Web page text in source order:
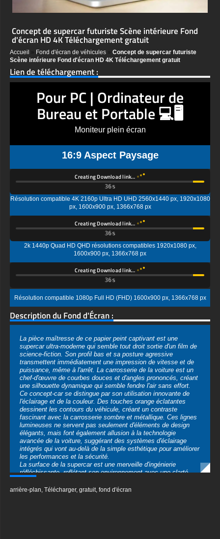
Concept de supercar futuriste Scène intérieure Fond
d'écran HD 4K Téléchargement gratuit
Accueil Fond d'écran de véhicules
Concept de supercar futuriste
Scène intérieure Fond d'écran HD 4K Téléchargement gratuit
Lien de téléchargement :
Pour PC | Ordinateur de
Bureau et Portable 💻🖥️
Moniteur plein écran
16:9 Aspect Paysage
Creating Download link…
Résolution compatible 4K 2160p Ultra HD UHD 2560x1440 px, 1920x1080
px, 1600x900 px, 1366x768 px
Creating Download link…
2k 1440p Quad HD QHD résolutions compatibles 1920x1080 px,
Creating Download link…
Résolution compatible 1080p Full HD (FHD) 1600x900 px, 1366x768 px
Description du Fond d'Écran :
La pièce maîtresse de ce papier peint captivant est une
supercar ultra-moderne qui semble tout droit sortie d'un film de
transmettent immédiatement une impression de vitesse et de
puissance, même à l'arrêt. La carrosserie de la voiture est un
chef-d'œuvre de courbes douces et d'angles prononcés, créant
une silhouette dynamique qui semble fendre l'air sans effort.
Ce concept-car se distingue par son utilisation innovante de
l'éclairage et de la couleur. Des touches orange éclatantes
dessinent les contours du véhicule, créant un contraste
fascinant avec la carrosserie sombre et métallique. Ces lignes
lumineuses ne servent pas seulement d'éléments de design
élégants, mais font également allusion à la technologie
avancée de la voiture, suggérant des systèmes d'éclairage
intégrés qui vont au-delà de la simple esthétique pour améliorer
les performances et la sécurité.
La surface de la supercar est une merveille d'ingénierie
réfléchissante, reflétant son environnement avec une clarté
cristalline. Cette finition semblable à un miroir ajoute non
seulement à l'attrait futuriste du véhicule, mais crée également
une impression de fusion de la voiture avec son
lumière sur la carrosserie élégante met en valeur chaque
arrière-plan,Télécharger,gratuit,fond d'écran